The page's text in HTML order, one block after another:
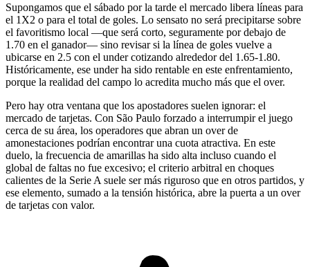
Supongamos que el sábado por la tarde el mercado libera líneas para
el 1X2 o para el total de goles. Lo sensato no será precipitarse sobre
el favoritismo local —que será corto, seguramente por debajo de
1.70 en el ganador— sino revisar si la línea de goles vuelve a
ubicarse en 2.5 con el under cotizando alrededor del 1.65-1.80.
Históricamente, ese under ha sido rentable en este enfrentamiento,
porque la realidad del campo lo acredita mucho más que el over.
Pero hay otra ventana que los apostadores suelen ignorar: el
mercado de tarjetas. Con São Paulo forzado a interrumpir el juego
cerca de su área, los operadores que abran un over de
amonestaciones podrían encontrar una cuota atractiva. En este
duelo, la frecuencia de amarillas ha sido alta incluso cuando el
global de faltas no fue excesivo; el criterio arbitral en choques
calientes de la Serie A suele ser más riguroso que en otros partidos, y
ese elemento, sumado a la tensión histórica, abre la puerta a un over
de tarjetas con valor.